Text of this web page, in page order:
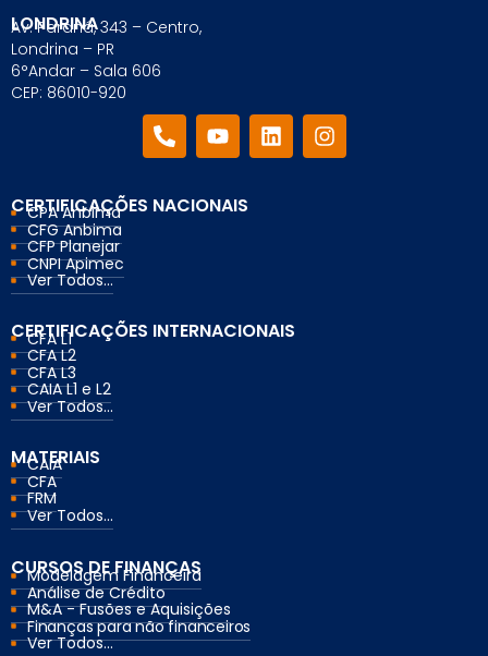
LONDRINA
Av. Paraná, 343 – Centro,
Londrina – PR
6°Andar – Sala 606
CEP: 86010-920
CERTIFICAÇÕES NACIONAIS
CPA Anbima
CFG Anbima
CFP Planejar
CNPI Apimec
Ver Todos...
CERTIFICAÇÕES INTERNACIONAIS
CFA L1
CFA L2
CFA L3
CAIA L1 e L2
Ver Todos...
MATERIAIS
CAIA
CFA
FRM
Ver Todos...
CURSOS DE FINANÇAS
Modelagem Financeira
Análise de Crédito
M&A - Fusões e Aquisições
Finanças para não financeiros
Ver Todos...